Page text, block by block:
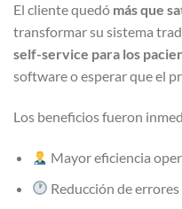
El cliente quedó más que
transformar su sistema
self-service para los
software o esperar que el
Los beneficios fueron
Mayor eficiencia
Reducción de errores